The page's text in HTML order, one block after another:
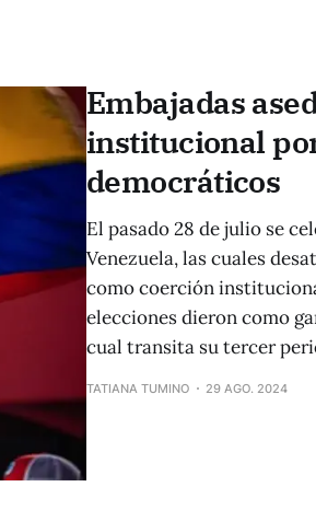
Embajadas
institucional
democráticos
El pasado 28 de julio se
Venezuela, las cuales
como coerción
elecciones dieron como
cual transita su tercer
TATIANA TUMINO 29 AGO. 2024